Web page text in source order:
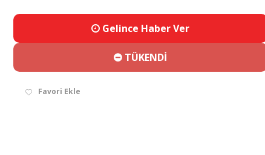
Gelince Haber Ver
TÜKENDİ
Favori Ekle